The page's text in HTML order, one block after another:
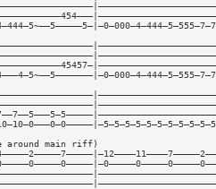
around main riff)